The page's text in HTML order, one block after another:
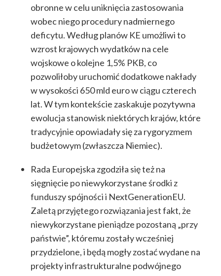
obronne w celu uniknięcia zastosowania
wobec niego procedury nadmiernego
deficytu. Według planów KE umożliwi to
wzrost krajowych wydatków na cele
wojskowe o kolejne 1,5% PKB, co
pozwoliłoby uruchomić dodatkowe nakłady
w wysokości 650 mld euro w ciągu czterech
lat. W tym kontekście zaskakuje pozytywna
ewolucja stanowisk niektórych krajów, które
tradycyjnie opowiadały się za rygoryzmem
budżetowym (zwłaszcza Niemiec).
Rada Europejska zgodziła się też na
sięgnięcie po niewykorzystane środki z
funduszy spójności i NextGenerationEU.
Zaletą przyjętego rozwiązania jest fakt, że
niewykorzystane pieniądze pozostaną „przy
państwie”, któremu zostały wcześniej
przydzielone, i będą mogły zostać wydane na
projekty infrastrukturalne podwójnego